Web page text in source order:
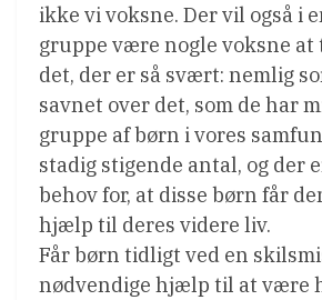
ikke vi voksne. Der vil også i
gruppe være nogle voksne at
det, der er så svært: nemlig
savnet over det, som de har
gruppe af børn i vores
stadig stigende antal, og der
behov for, at disse børn får
hjælp til deres videre liv.
Får børn tidligt ved en
nødvendige hjælp til at være